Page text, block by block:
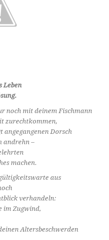
Leben
noch mit deinem Fischmann
zurechtkommen,
angegangenen Dorsch
andrehn –
machen.
aus
verhandeln:
im Zugwind,
Altersbeschwerden